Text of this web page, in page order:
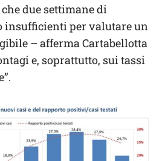
due settimane di
insufficienti per valutare un
– afferma Cartabellotta
e, soprattutto, sui tassi